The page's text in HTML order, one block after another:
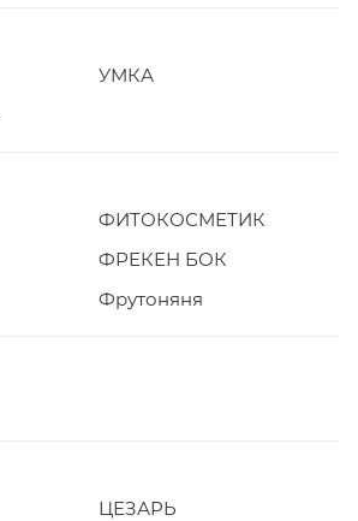
УМКА
ФИТОКОСМЕТИК
ФРЕКЕН БОК
Фрутоняня
ЦЕЗАРЬ